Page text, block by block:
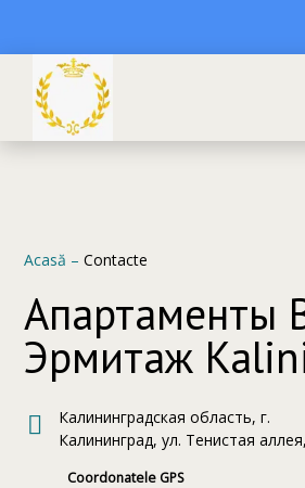
Acasă –Contacte
Апартаменты
Эрмитаж
Калининградская область, г.
Калининград, ул. Тенистая
Coordonatele GPS